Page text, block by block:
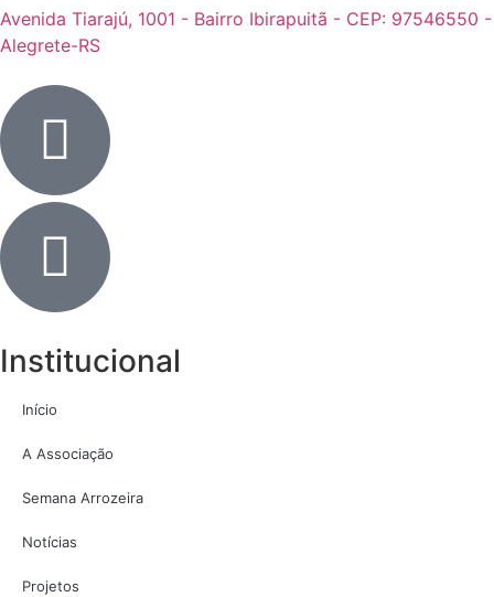
Avenida Tiarajú, 1001 - Bairro Ibirapuitã - CEP: 97546550 -
Alegrete-RS
Institucional
Início
A Associação
Semana Arrozeira
Notícias
Projetos